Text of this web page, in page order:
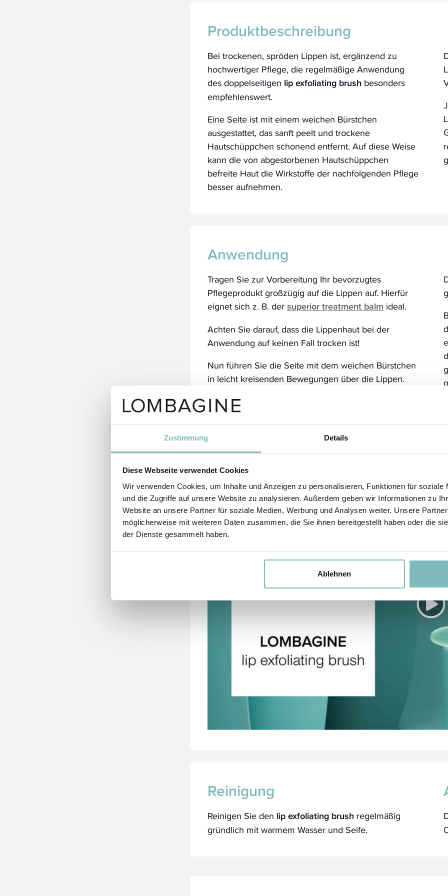
Zustimmung Details
Diese Webseite verwendet Cookies
Wir verwenden Cookies, um Inhalte und Anzeigen zu personalisieren, Funktionen für soziale
und die Zugriffe auf unsere Website zu analysieren. Außerdem geben wir Informationen zu
Website an unsere Partner für soziale Medien, Werbung und Analysen weiter. Unsere
möglicherweise mit weiteren Daten zusammen, die Sie ihnen bereitgestellt haben oder die
der Dienste gesammelt haben.
Ablehnen
Produktbeschreibung
Bei trockenen, spröden Lippen ist, ergänzend zu
hochwertiger Pflege, die regelmäßige Anwendung
des doppelseitigen lip exfoliating brush besonders
empfehlenswert.
Eine Seite ist mit einem weichen Bürstchen
ausgestattet, das sanft peelt und trockene
Hautschüppchen schonend entfernt. Auf diese Weise
kann die von abgestorbenen Hautschüppchen
befreite Haut die Wirkstoffe der nachfolgenden Pflege
besser aufnehmen.
Anwendung
Tragen Sie zur Vorbereitung Ihr bevorzugtes
Pflegeprodukt großzügig auf die Lippen auf. Hierfür
eignet sich z. B. der superior treatment balm ideal.
Achten Sie darauf, dass die Lippenhaut bei der
Anwendung auf keinen Fall trocken ist!
Nun führen Sie die Seite mit dem weichen Bürstchen
in leicht kreisenden Bewegungen über die Lippen.
angenehm ist und bis alle abgestorbenen
Reinigung
Reinigen Sie den lip exfoliating brush regelmäßig
gründlich mit warmem Wasser und Seife.